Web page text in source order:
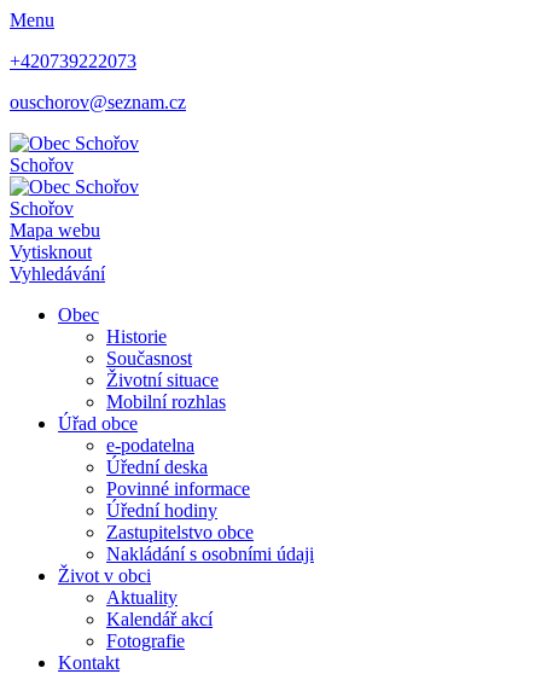
Menu
+420739222073
ouschorov@seznam.cz
Schořov
Schořov
Mapa webu
Vytisknout
Vyhledávání
Obec
Historie
Současnost
Životní situace
Mobilní rozhlas
Úřad obce
e-podatelna
Úřední deska
Povinné informace
Úřední hodiny
Zastupitelstvo obce
Nakládání s osobními údaji
Život v obci
Aktuality
Kalendář akcí
Fotografie
Kontakt